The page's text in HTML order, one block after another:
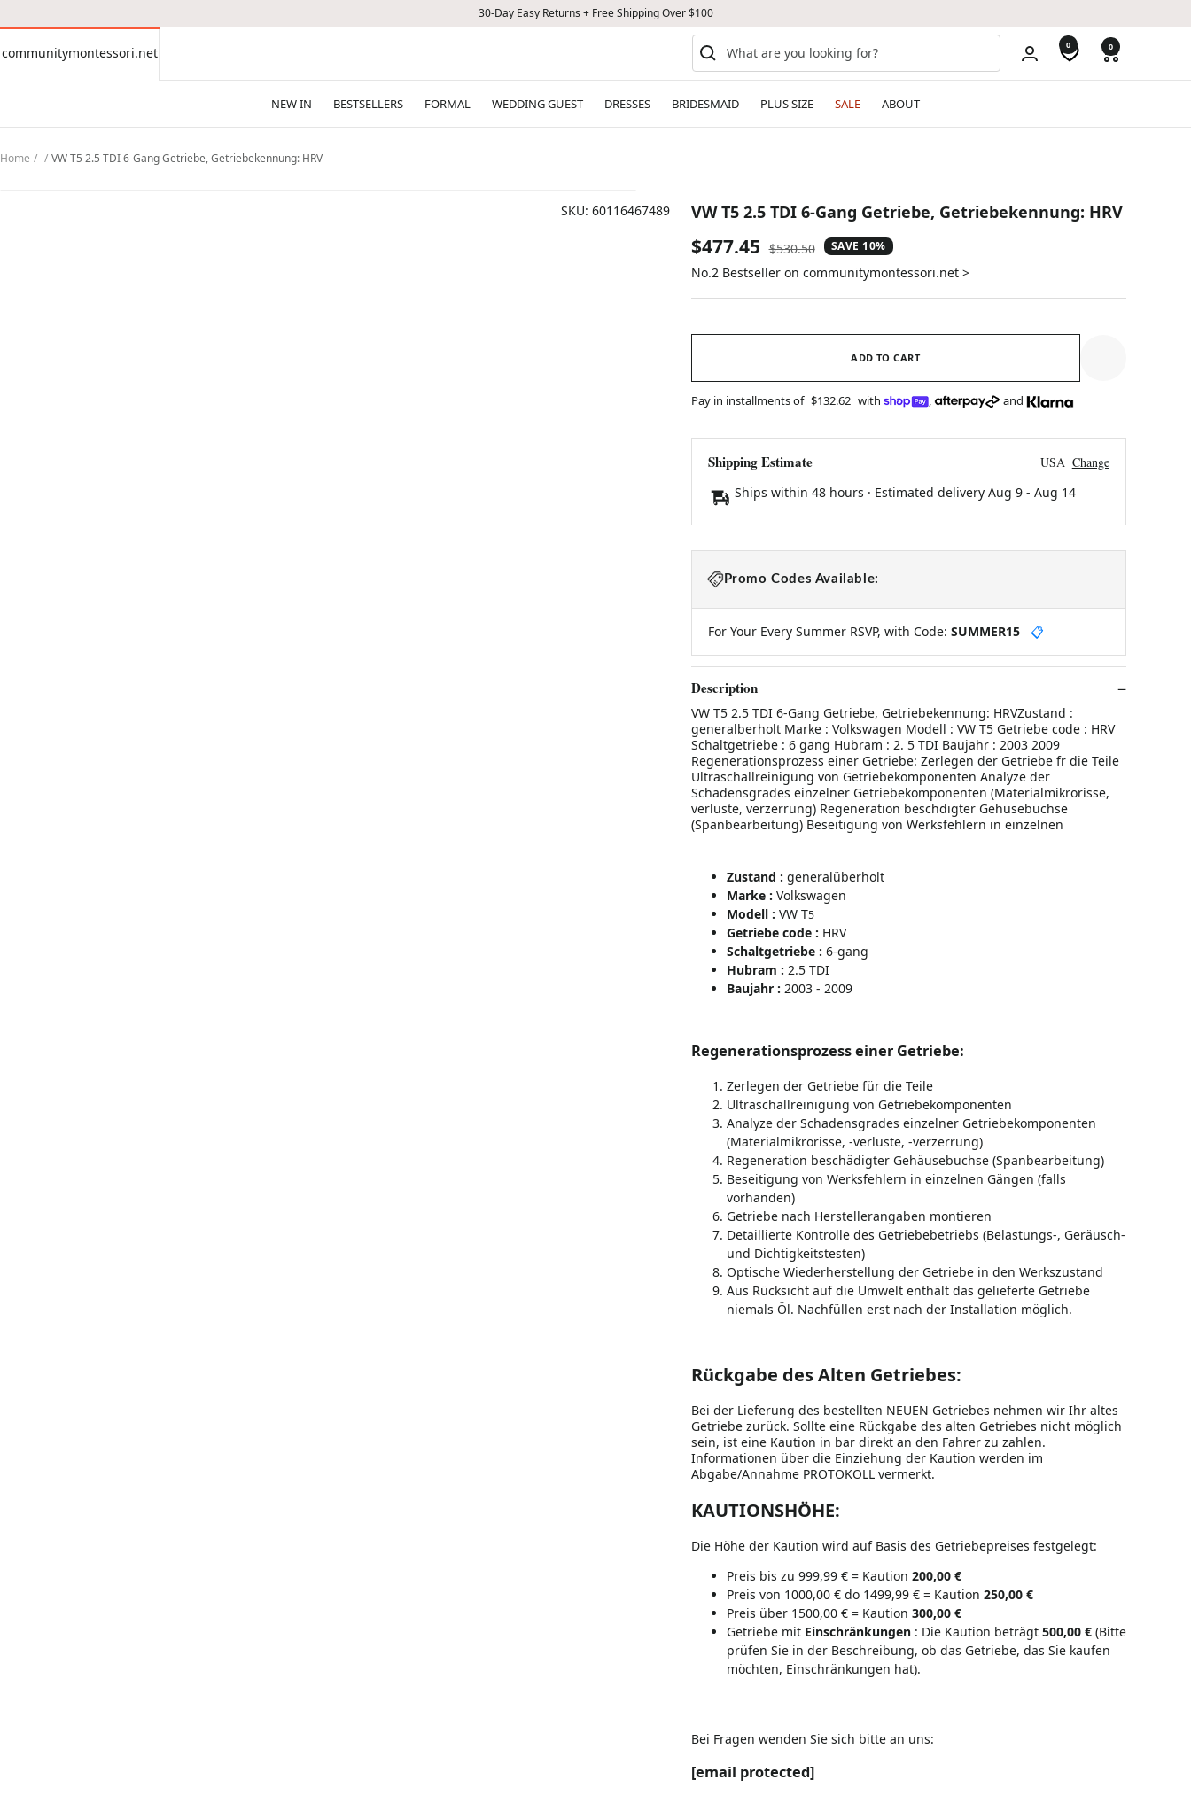
30-Day Easy Returns + Free Shipping Over $100
communitymontessori.net
communitymontessori.net 0 0
NEW IN BESTSELLERS FORMAL WEDDING GUEST DRESSES BRIDESMAID PLUS SIZE SALE ABOUT
Home VW T5 2.5 TDI 6-Gang Getriebe, Getriebekennung: HRV
SKU: 60116467489 VW T5 2.5 TDI 6-Gang Getriebe, Getriebekennung: HRV
Sale
price
$477.45 Regular
price
$530.50 SAVE 10%
No.2 Bestseller on communitymontessori.net >
ADD TO CART
Pay in installments of $132.62 with , and
Shipping Estimate USA Change
Ships within 48 hours · Estimated delivery Aug 9- Aug 14
Promo Codes Available:
For Your Every Summer RSVP, with Code: SUMMER15 📋
Description
VW T5 2.5 TDI 6-Gang Getriebe, Getriebekennung: HRVZustand :
generalberholt Marke : Volkswagen Modell : VW T5 Getriebe code : HRV
Schaltgetriebe : 6 gang Hubram : 2. 5 TDI Baujahr : 2003 2009
Regenerationsprozess einer Getriebe: Zerlegen der Getriebe fr die Teile
Ultraschallreinigung von Getriebekomponenten Analyze der
Schadensgrades einzelner Getriebekomponenten (Materialmikrorisse,
verluste, verzerrung) Regeneration beschdigter Gehusebuchse
(Spanbearbeitung) Beseitigung von Werksfehlern in einzelnen
Zustand : generalüberholt
Marke : Volkswagen
Modell : VW T5
Getriebe code : HRV
Schaltgetriebe : 6-gang
Hubram : 2.5 TDI
Baujahr : 2003 - 2009
Regenerationsprozess einer Getriebe:
Zerlegen der Getriebe für die Teile
Ultraschallreinigung von Getriebekomponenten
Analyze der Schadensgrades einzelner Getriebekomponenten
(Materialmikrorisse, -verluste, -verzerrung)
Regeneration beschädigter Gehäusebuchse (Spanbearbeitung)
Beseitigung von Werksfehlern in einzelnen Gängen (falls
vorhanden)
Getriebe nach Herstellerangaben montieren
Detaillierte Kontrolle des Getriebebetriebs (Belastungs-, Geräusch-
und Dichtigkeitstesten)
Optische Wiederherstellung der Getriebe in den Werkszustand
Aus Rücksicht auf die Umwelt enthält das gelieferte Getriebe
niemals Öl. Nachfüllen erst nach der Installation möglich.
Rückgabe des Alten Getriebes:
Bei der Lieferung des bestellten NEUEN Getriebes nehmen wir Ihr altes
Getriebe zurück. Sollte eine Rückgabe des alten Getriebes nicht möglich
sein, ist eine Kaution in bar direkt an den Fahrer zu zahlen.
Informationen über die Einziehung der Kaution werden im
Abgabe/Annahme PROTOKOLL vermerkt.
KAUTIONSHÖHE:
Die Höhe der Kaution wird auf Basis des Getriebepreises festgelegt:
Preis bis zu 999,99 € = Kaution 200,00 €
Preis von 1000,00 € do 1499,99 € = Kaution 250,00 €
Preis über 1500,00 € = Kaution 300,00 €
Getriebe mit Einschränkungen: Die Kaution beträgt 500,00 €(Bitte
prüfen Sie in der Beschreibung, ob das Getriebe, das Sie kaufen
möchten, Einschränkungen hat).
Bei Fragen wenden Sie sich bitte an uns:
[email protected]